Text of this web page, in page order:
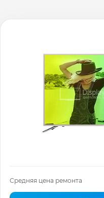
Средняя цена ремонта